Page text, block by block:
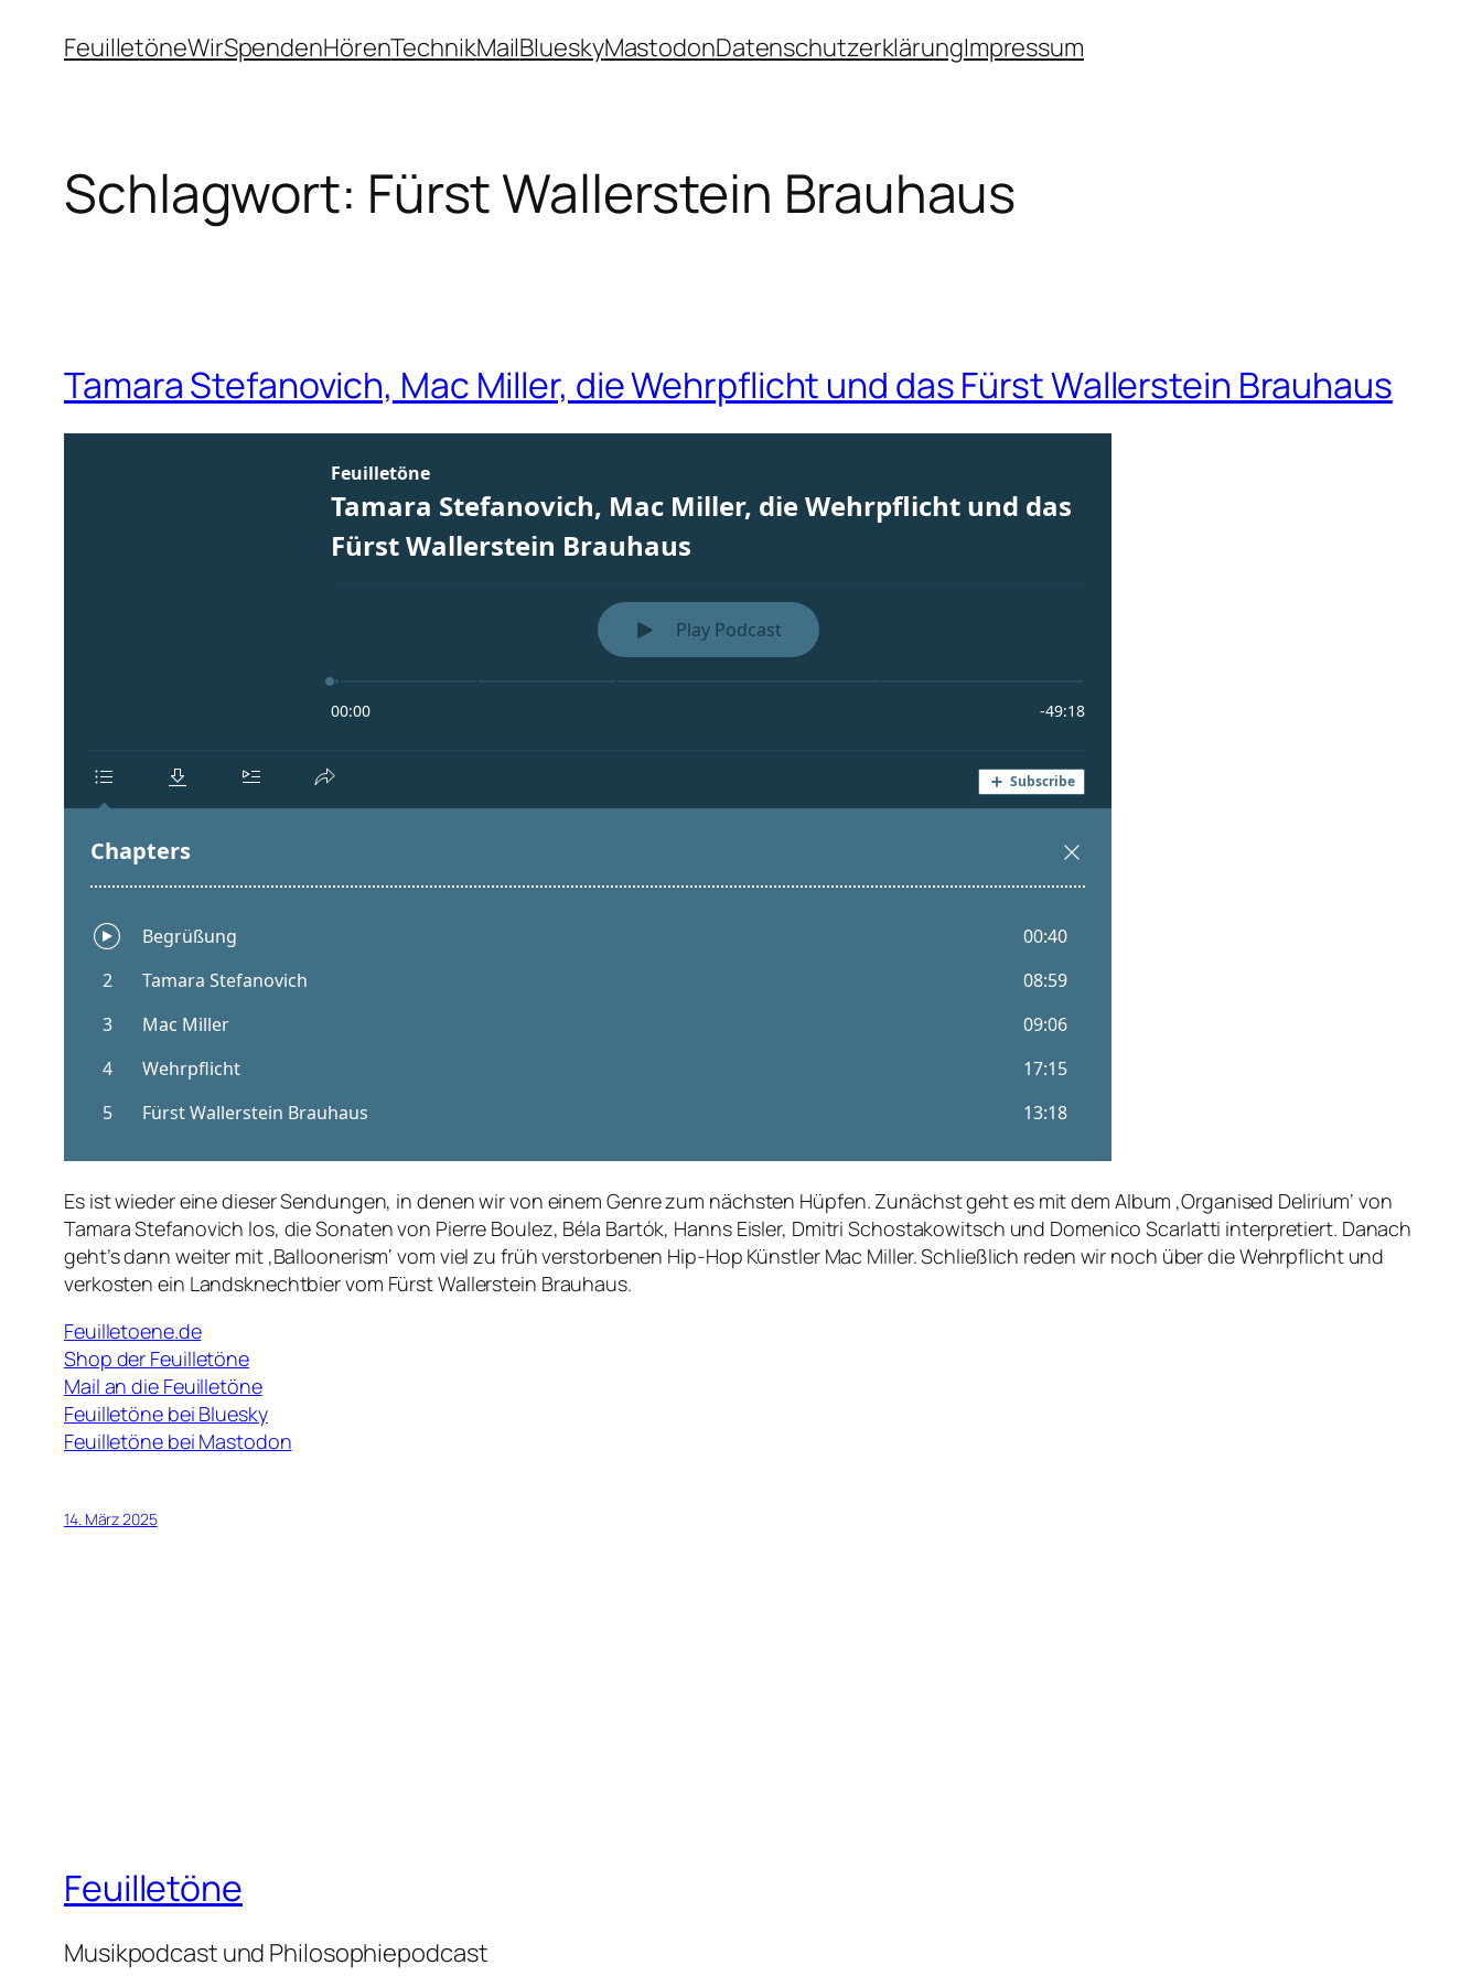
InhaltFeuilletöneWirSpendenHörenTechnikMailBlueskyMastodonDatenschutzerklärungImpressum
Schlagwort: Fürst Wallerstein Brauhaus
Tamara Stefanovich, Mac Miller, die Wehrpflicht und das Fürst Wallerstein Brauhaus
Es ist wieder eine dieser Sendungen, in denen wir von einem Genre zum nächsten Hüpfen. Zunächst geht es mit dem Album ‚Organised Delirium‘ von
Tamara Stefanovich los, die Sonaten von Pierre Boulez, Béla Bartók, Hanns Eisler, Dmitri Schostakowitsch und Domenico Scarlatti interpretiert. Danach
geht’s dann weiter mit ‚Balloonerism‘ vom viel zu früh verstorbenen Hip-Hop Künstler Mac Miller. Schließlich reden wir noch über die Wehrpflicht und
verkosten ein Landsknechtbier vom Fürst Wallerstein Brauhaus.
Feuilletoene.de
Shop der Feuilletöne
Mail an die Feuilletöne
Feuilletöne bei Bluesky
Feuilletöne bei Mastodon
14. März 2025
Feuilletöne
Musikpodcast und Philosophiepodcast